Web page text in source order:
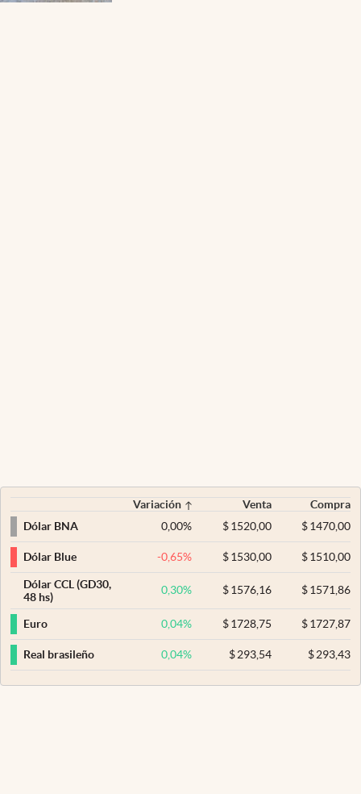
Variación Venta
Compra
Dólar BNA
0,00% $ 1520,00 $1470,00
Dólar Blue -0,65% $ 1530,00 $1510,00
Dólar CCL (GD30,
48 hs)
0,30% $ 1576,16 $1571,86
Euro 0,04% $ 1728,75 $1727,87
Real brasileño 0,04% $ 293,54 $293,43